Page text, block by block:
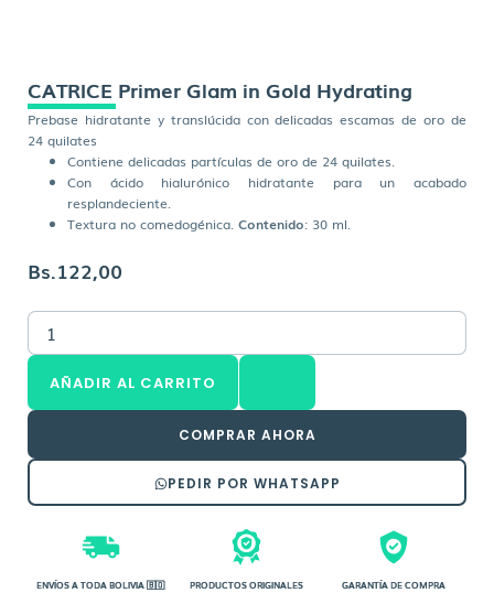
CATRICE Primer Glam in Gold Hydrating
Prebase hidratante y translúcida con delicadas escamas de oro de
24 quilates
Contiene delicadas partículas de oro de 24 quilates.
Con ácido hialurónico hidratante para un acabado
resplandeciente.
Textura no comedogénica. Contenido: 30 ml.
Bs.122,00
CATRICE
Primer
Glam
Gold
cantidad
AÑADIR AL CARRITO
COMPRAR AHORA
PEDIR POR WHATSAPP
ENVÍOS A TODA BOLIVIA 🇧🇴 PRODUCTOS ORIGINALES GARANTÍA DE COMPRA